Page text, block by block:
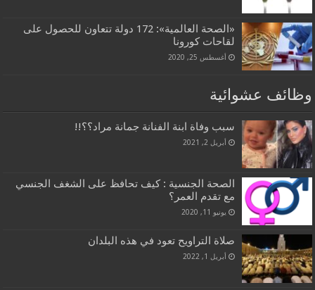
«الصحة العالمية»: 172 دولة تتعاون للحصول على
لقاحات كورونا
أغسطس 25, 2020
وظائف عشوائية
سبب وفاة ابنة الفنانة جمانة مراد؟؟!!
أبريل 2, 2021
الصحة الجنسية : كيف تحافظ على الشغف الجنسي
مع تقدم العمر؟
يونيو 11, 2020
صلاة التراويح تعود في هذه البلدان
أبريل 1, 2022